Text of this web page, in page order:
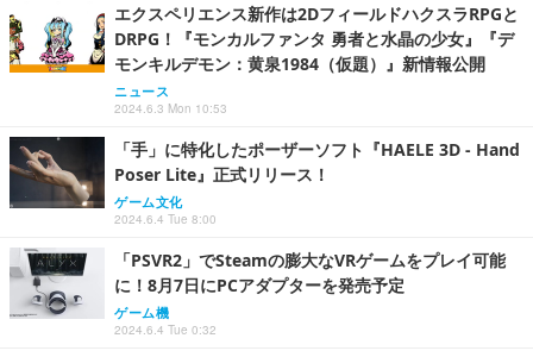
エクスペリエンス新作は2DフィールドハクスラRPGと
DRPG！『モンカルファンタ 勇者と水晶の少女』『デ
モンキルデモン：黄泉1984（仮題）』新情報公開
ニュース
2024.6.3 Mon 10:53
「手」に特化したポーザーソフト『HAELE 3D - Hand
Poser Lite』正式リリース！
ゲーム文化
2024.6.4 Tue 8:00
「PSVR2」でSteamの膨大なVRゲームをプレイ可能
に！8月7日にPCアダプターを発売予定
ゲーム機
2024.6.4 Tue 0:32